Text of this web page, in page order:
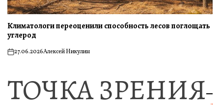
Климатологи переоценили способность лесов поглощать
углерод
on27.06.2026Алексей Никулин
ТОЧКА ЗРЕНИЯ